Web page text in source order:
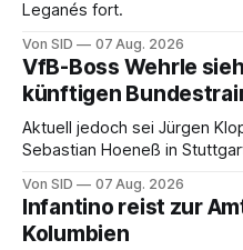
Leganés fort.
Von SID 07 Aug. 2026
VfB-Boss Wehrle
künftigen
Aktuell jedoch sei Jürgen
Sebastian Hoeneß in
Von SID 07 Aug. 2026
Infantino reist zur
Kolumbien